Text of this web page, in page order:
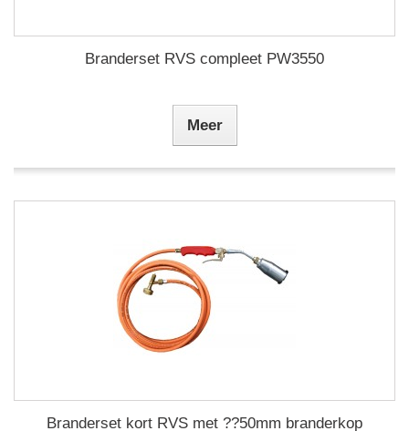
Branderset RVS compleet PW3550
Meer
Branderset kort RVS met ??50mm branderkop